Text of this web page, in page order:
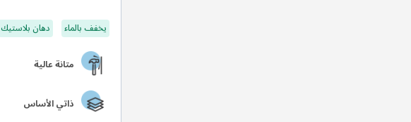
يخفف بالماء دهان بلاستيك
متانة عالية
ذاتي الأساس